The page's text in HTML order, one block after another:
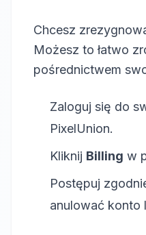
Chcesz
Możesz to łatwo
pośrednictwem
Zaloguj się do
PixelUnion.
Kliknij Billing w
Postępuj
anulować konto